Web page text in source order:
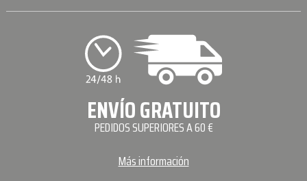
ENVÍO GRATUITO
PEDIDOS SUPERIORES A 60 €
Más información